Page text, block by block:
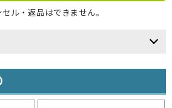
ル・返品はできません。